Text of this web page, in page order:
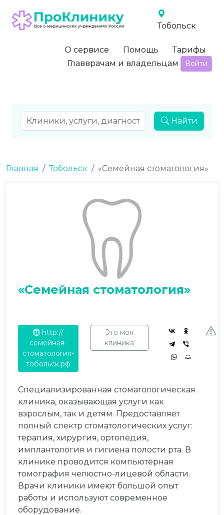
Тобольск
О сервисе Помощь
Тарифы
Главврачам и владельцам
Войти
Найти
Главная Тобольск «Семейная стоматология»
«Семейная стоматология»
http://
семейная-
стоматология-
тобольск.рф
Это моя
клиника
Специализированная стоматологическая
клиника, оказывающая услуги как
взрослым, так и детям. Предоставляет
полный спектр стоматологических услуг:
терапия, хирургия, ортопедия,
имплантология и гигиена полости рта. В
клинике проводится компьютерная
томография челюстно-лицевой области.
Врачи клиники имеют большой опыт
работы и используют современное
оборудование.